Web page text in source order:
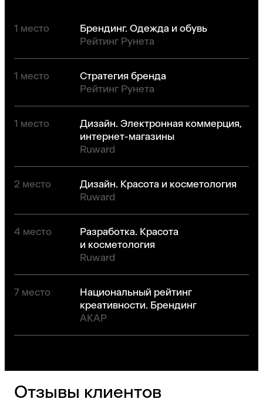
1 место
Брендинг. Одежда и обувь
Рейтинг Рунета
1 место
Стратегия бренда
Рейтинг Рунета
1 место
Дизайн. Электронная коммерция,
интернет-магазины
Ruward
2 место
Дизайн. Красота и косметология
Ruward
4 место
Разработка. Красота
и косметология
Ruward
7 место
Национальный рейтинг
креативности. Брендинг
АКАР
Отзывы клиентов